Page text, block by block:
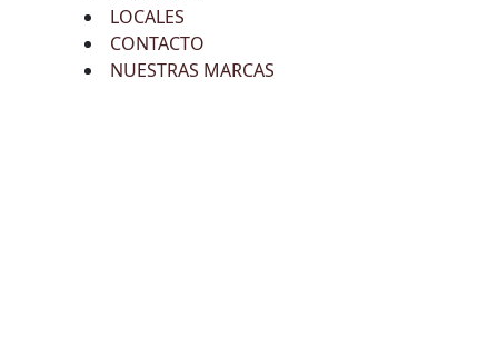
LOCALES
CONTACTO
NUESTRAS MARCAS